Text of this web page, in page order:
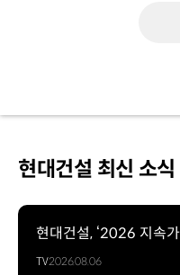
현대건설 최신 소식
현대건설, ‘2026 지속
TV2026.08.06